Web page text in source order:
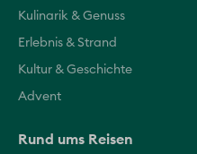
Kulinarik & Genuss
Erlebnis & Strand
Kultur & Geschichte
Advent
Rund ums Reisen